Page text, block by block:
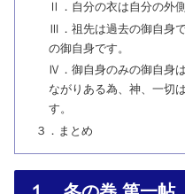
Ⅱ．自分の衣は自分の外側
Ⅲ．祖先は過去の御自身
の御自身です。
Ⅳ．御自身のみの御自身
ながりある為、神、一切
す。
３．まとめ